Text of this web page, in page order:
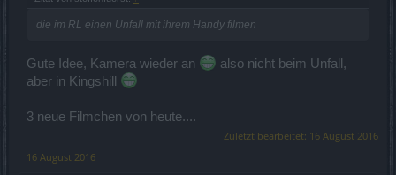
die im RL einen Unfall mit ihrem Handy filmen
Gute Idee, Kamera wieder an
also nicht beim Unfall,
aber in Kingshill
3 neue Filmchen von heute....
Zuletzt bearbeitet: 16 August 2016
16 August 2016